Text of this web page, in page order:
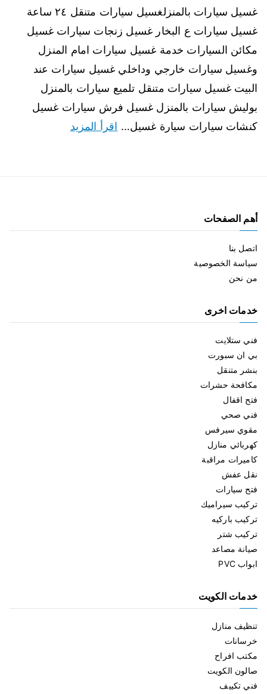
غسيل سيارات بالمنزلغسيل سيارات متنقل ٢٤ ساعة
غسيل سيارات ع البخار غسيل زنجات سيارات غسيل
مكائن السيارات خدمة غسيل سيارات امام المنزل
وغسيل سيارات خارجي وداخلي غسيل سيارات عند
البيت غسيل سيارات متنقل تلميع سيارات بالمنزل
بوليش سيارات بالمنزل غسيل فرش سيارات غسيل
كنشات سيارات سيارة غسيل… اقرأ المزيد
أهم الصفحات
اتصل بنا
سياسة الخصوصية
من نحن
خدمات اخرى
فني ستلايت
بي ان سبورت
بنشر متنقل
مكافحة حشرات
فتح اقفال
فني صحي
مقوي سيرفس
كهربائي منازل
كاميرات مراقبة
نقل عفش
فتح سيارات
تركيب سيراميك
تركيب باركيه
تركيب شتر
صيانة مصاعد
ابواب PVC
خدمات الكويت
تنظيف منازل
خرسانات
مكتب افراح
صالون الكويت
فني تكييف